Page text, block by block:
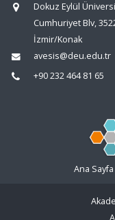
Dokuz Eylül
Cumhuriyet Blv,
İzmir/Konak
avesis@deu.edu.tr
+90 232 464 81 65
Ana Sayfa